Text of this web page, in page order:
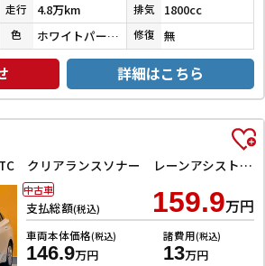
走行 4.8万km 排気 1800cc
色 ホワイトパールクリスタルシャイン 修復 無
詳細はこちら
Sセーフティプラス ETC クリアランスソナー レーンアシスト オートクルーズコントロール パークアシスト 衝突被害軽減システム バックカメラ TV アルミホイール オートマチックハイビーム
支払総額(税込) 159.9万円
車両本体価格(税込)
146.9万円
諸費用(税込)
13万円
中古車